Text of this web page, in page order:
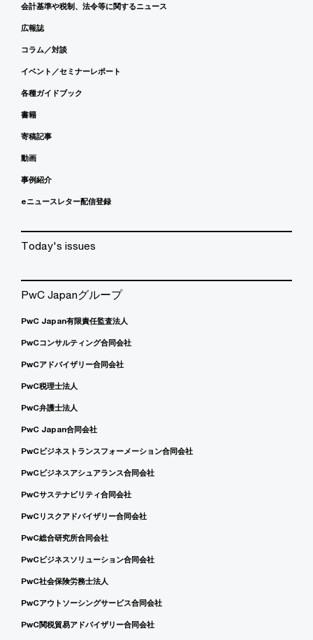
会計基準や税制、法令等に関するニュース
広報誌
コラム／対談
イベント／セミナーレポート
各種ガイドブック
書籍
寄稿記事
動画
事例紹介
eニュースレター配信登録
Today's issues
PwC Japanグループ
PwC Japan有限責任監査法人
PwCコンサルティング合同会社
PwCアドバイザリー合同会社
PwC税理士法人
PwC弁護士法人
PwC Japan合同会社
PwCビジネストランスフォーメーション合同会社
PwCビジネスアシュアランス合同会社
PwCサステナビリティ合同会社
PwCリスクアドバイザリー合同会社
PwC総合研究所合同会社
PwCビジネスソリューション合同会社
PwC社会保険労務士法人
PwCアウトソーシングサービス合同会社
PwC関税貿易アドバイザリー合同会社